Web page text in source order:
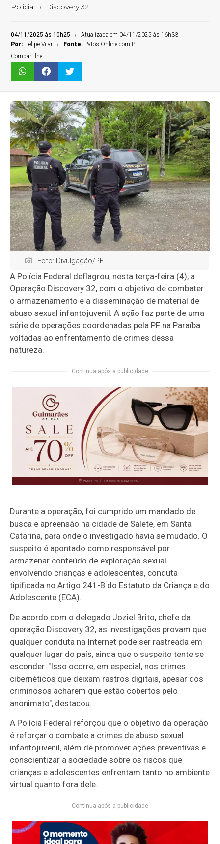
Policial Discovery 32
04/11/2025 às 10h25
Atualizada em 04/11/2025 às 16h33
Por: Felipe Vilar Fonte: Patos Online com PF
Compartilhe:
Foto: Divulgação/PF
A Polícia Federal deflagrou, nesta terça-feira (4), a
Operação Discovery 32, com o objetivo de combater
o armazenamento e a disseminação de material de
abuso sexual infantojuvenil. A ação faz parte de uma
série de operações coordenadas pela PF na Paraíba
voltadas ao enfrentamento de crimes dessa
natureza.
Continua após a publicidade
Durante a operação, foi cumprido um mandado de
busca e apreensão na cidade de Salete, em Santa
Catarina, para onde o investigado havia se mudado. O
suspeito é apontado como responsável por
armazenar conteúdo de exploração sexual
envolvendo crianças e adolescentes, conduta
tipificada no Artigo 241-B do Estatuto da Criança e do
Adolescente (ECA).
De acordo com o delegado Joziel Brito, chefe da
operação Discovery 32, as investigações provam que
qualquer conduta na Internet pode ser rastreada em
qualquer lugar do país, ainda que o suspeito tente se
esconder. "Isso ocorre, em especial, nos crimes
cibernéticos que deixam rastros digitais, apesar dos
criminosos acharem que estão cobertos pelo
anonimato", destacou.
A Polícia Federal reforçou que o objetivo da operação
é reforçar o combate a crimes de abuso sexual
infantojuvenil, além de promover ações preventivas e
conscientizar a sociedade sobre os riscos que
crianças e adolescentes enfrentam tanto no ambiente
virtual quanto fora dele.
Continua após a publicidade